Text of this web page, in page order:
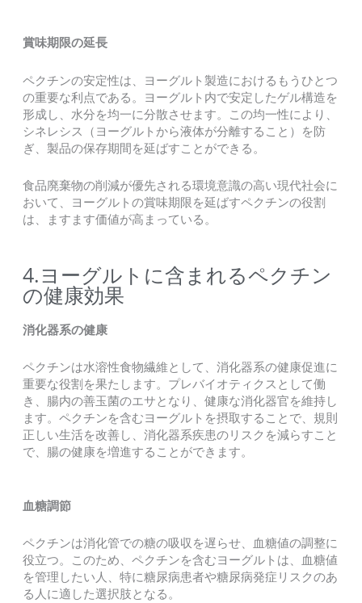
賞味期限の延長
ペクチンの安定性は、ヨーグルト製造におけるもうひとつ
の重要な利点である。ヨーグルト内で安定したゲル構造を
形成し、水分を均一に分散させます。この均一性により、
シネレシス（ヨーグルトから液体が分離すること）を防
ぎ、製品の保存期間を延ばすことができる。
食品廃棄物の削減が優先される環境意識の高い現代社会に
おいて、ヨーグルトの賞味期限を延ばすペクチンの役割
は、ますます価値が高まっている。
4.ヨーグルトに含まれるペクチン
の健康効果
消化器系の健康
ペクチンは水溶性食物繊維として、消化器系の健康促進に
重要な役割を果たします。プレバイオティクスとして働
き、腸内の善玉菌のエサとなり、健康な消化器官を維持し
ます。ペクチンを含むヨーグルトを摂取することで、規則
正しい生活を改善し、消化器系疾患のリスクを減らすこと
で、腸の健康を増進することができます。
血糖調節
ペクチンは消化管での糖の吸収を遅らせ、血糖値の調整に
役立つ。このため、ペクチンを含むヨーグルトは、血糖値
を管理したい人、特に糖尿病患者や糖尿病発症リスクのあ
る人に適した選択肢となる。